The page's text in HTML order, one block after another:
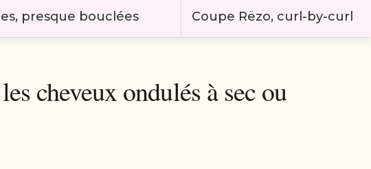
presque bouclées Coupe Rëzo, curl-by-curl
cheveux ondulés à sec ou